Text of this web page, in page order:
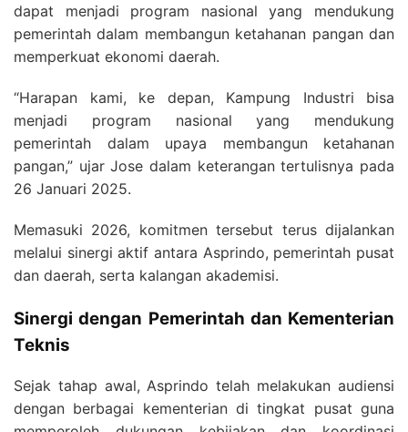
dapat menjadi program nasional yang mendukung
pemerintah dalam membangun ketahanan pangan dan
memperkuat ekonomi daerah.
“Harapan kami, ke depan, Kampung Industri bisa
menjadi program nasional yang mendukung
pemerintah dalam upaya membangun ketahanan
pangan,” ujar Jose dalam keterangan tertulisnya pada
26 Januari 2025.
Memasuki 2026, komitmen tersebut terus dijalankan
melalui sinergi aktif antara Asprindo, pemerintah pusat
dan daerah, serta kalangan akademisi.
Sinergi dengan Pemerintah dan Kementerian
Teknis
Sejak tahap awal, Asprindo telah melakukan audiensi
dengan berbagai kementerian di tingkat pusat guna